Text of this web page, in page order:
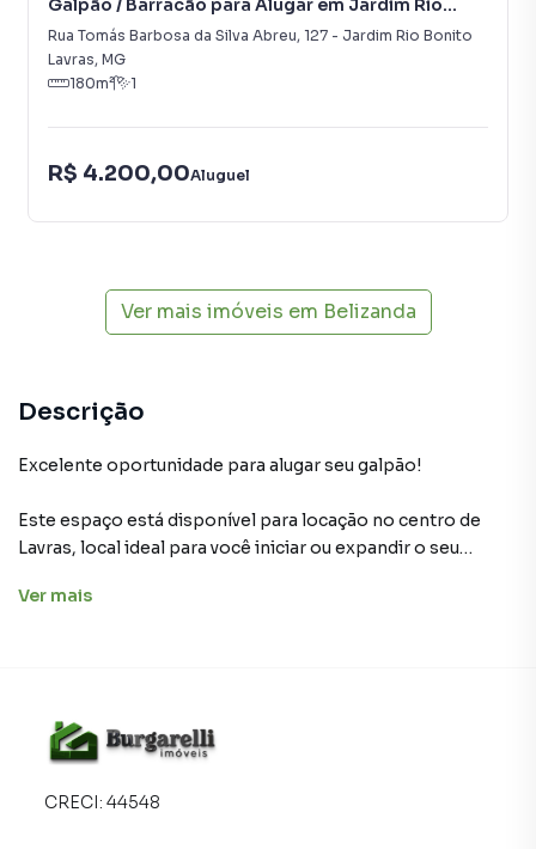
Galpão / Barracão para Alugar em Jardim Rio
Bonito
Rua Tomás Barbosa da Silva Abreu, 127 - Jardim Rio Bonito
Lavras, MG
180m² 1
R$ 4.200,00Aluguel
Ver mais imóveis em Belizanda
Descrição
Excelente oportunidade para alugar seu galpão!
Este espaço está disponível para locação no centro de
Lavras, local ideal para você iniciar ou expandir o seu
▪ 1 Lavabo
▪ 1 Cozinha com armário
▪ 1 Mezanino para escritório
Ver mais
CRECI: 44548